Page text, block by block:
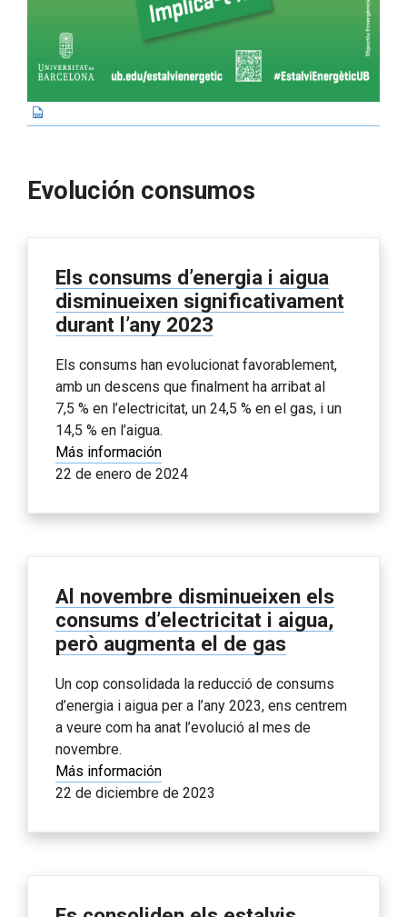
Evolución consumos
Els consums d’energia i aigua
disminueixen significativament
durant l’any 2023
Els consums han evolucionat favorablement,
amb un descens que finalment ha arribat al
7,5 % en l’electricitat, un 24,5 % en el gas, i un
14,5 % en l’aigua.
Más información
22 de enero de 2024
Al novembre disminueixen els
consums d’electricitat i aigua,
però augmenta el de gas
Un cop consolidada la reducció de consums
d’energia i aigua per a l’any 2023, ens centrem
a veure com ha anat l’evolució al mes de
novembre.
Más información
22 de diciembre de 2023